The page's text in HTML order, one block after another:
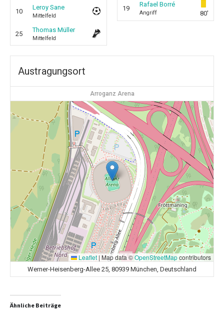
10
Leroy Sane
Mittelfeld
25
Thomas Müller
Mittelfeld
19
Rafael Borré
Angriff 80'
Austragungsort
Arroganz Arena
Leaflet | Map data ©OpenStreetMapcontributors
Werner-Heisenberg-Allee 25, 80939 München, Deutschland
Ähnliche Beiträge